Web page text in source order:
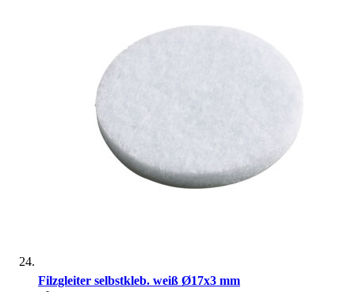
Filzgleiter selbstkleb. weiß Ø17x3 mm